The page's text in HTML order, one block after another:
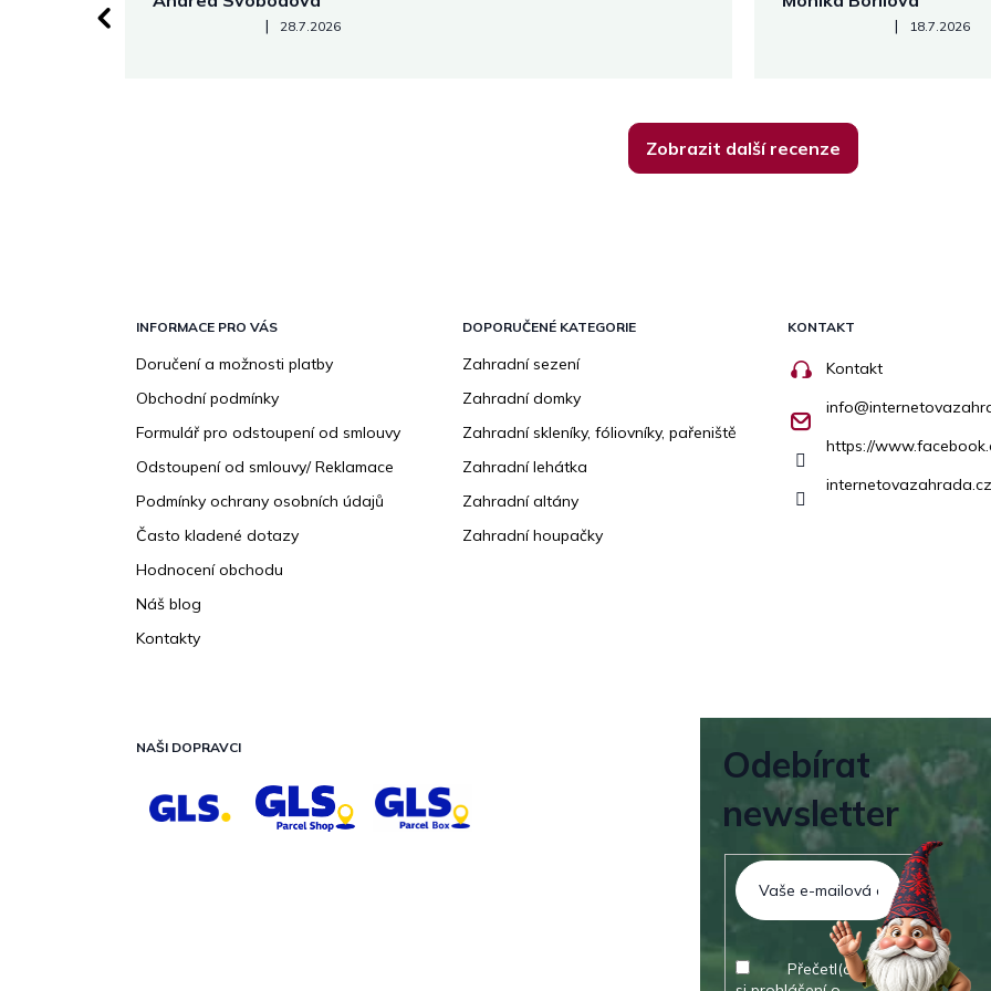
Hodnocení obchodu je 5 z 5 hvězdiček.
| 28.7.2026 Hodnocení obchodu je 5 z
| 18.7.2026
Zobrazit další recenze
INFORMACE PRO VÁS
Doručení a možnosti platby
Obchodní podmínky
Formulář pro odstoupení od smlouvy
Odstoupení od smlouvy/ Reklamace
Podmínky ochrany osobních údajů
Často kladené dotazy
Hodnocení obchodu
Náš blog
Kontakty
DOPORUČENÉ KATEGORIE
Zahradní sezení
Zahradní domky
Zahradní skleníky, fóliovníky, pařeniště
Zahradní lehátka
Zahradní altány
Zahradní houpačky
KONTAKT
Kontakt
info@
https://
NAŠI DOPRAVCI
Odebírat
newsletter
Přečetl(a) jsem